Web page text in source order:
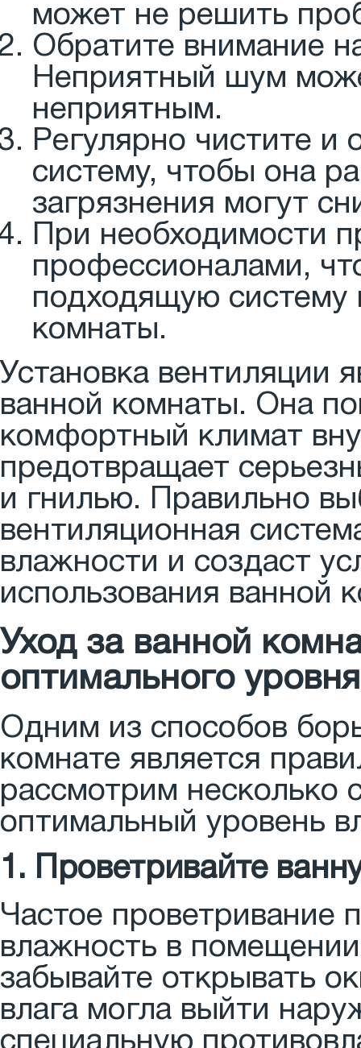
может не решить
Обратите внимание
Неприятный шум
неприятным.
Регулярно чистите и
систему, чтобы она
загрязнения могут
При необходимости
профессионалами,
подходящую систему
комнаты.
Установка вентиляции
ванной комнаты. Она
комфортный климат
предотвращает
и гнилью. Правильно
вентиляционная
влажности и создаст
использования ванной
Уход за ванной
оптимального
Одним из способов
комнате является
рассмотрим несколько
оптимальный уровень
1. Проветривайте
Частое проветривание
влажность в
забывайте открывать
влага могла выйти